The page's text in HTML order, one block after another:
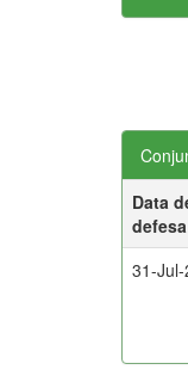
Data
defesa
31-